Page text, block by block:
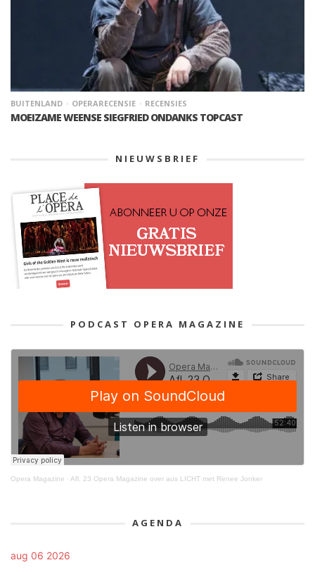
BUITENLAND OPERARECENSIE RECENSIES
MOEIZAME WEENSE SIEGFRIED ONDANKS TOPCAST
NIEUWSBRIEF
PODCAST OPERA MAGAZINE
Opera Magazine · Afl. 23 Opera Magazine over aus LICHT met Renee Jonker
AGENDA
aug 06 2026